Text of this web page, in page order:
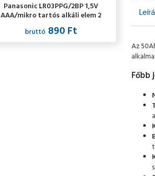
Panasonic LR03PPG/2BP 1,5V
AAA/mikro tartós alkáli elem 2
db/csomag
bruttó 890 Ft
Az
Főbb